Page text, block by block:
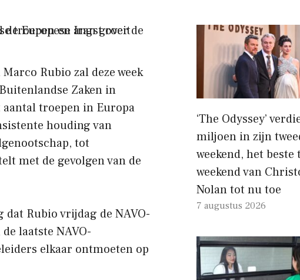
Rubio zal deze week
Zaken in
aantal troepen in Europa
houding van
tot
met de gevolgen van de
Rubio vrijdag de NAVO-
laatste NAVO-
elkaar ontmoeten op
‘The Odyssey’
miljoen in zijn
weekend, het beste
weekend van
Nolan tot nu toe
7 augustus 2026